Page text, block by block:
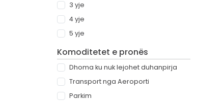
3 yje
4 yje
5 yje
Komoditetet e pronës
Dhoma ku nuk lejohet duhanpirja
Transport nga Aeroporti
Parkim